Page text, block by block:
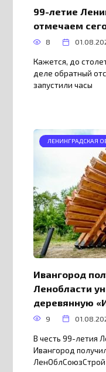
99-летие
отмечаем
8
Кажется, до
деле обратный
запустили часы
ЛЕНИНГРАДСКАЯ
Ивангород
Ленобласти
деревянную
9
В честь 99-летия
Ивангород